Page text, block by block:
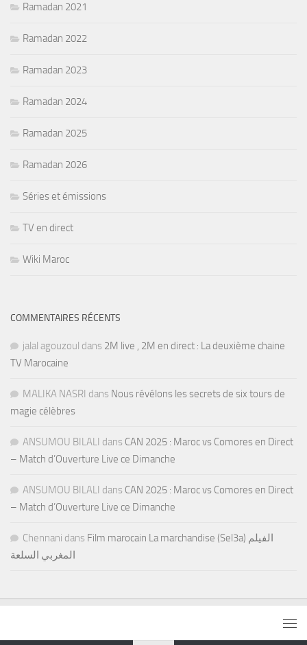
Ramadan 2021
Ramadan 2022
Ramadan 2023
Ramadan 2024
Ramadan 2025
Ramadan 2026
Séries et émissions
TV en direct
Wiki Maroc
COMMENTAIRES RÉCENTS
jalal agouzoul dans 2M live , 2M en direct : La deuxième chaine
TV Marocaine
MALIKA NASRI dans Nous révélons les secrets de six tours de
magie célèbres
ANSUMOU BILALI dans CAN 2025 : Maroc vs Comores en Direct
– Match d’Ouverture Live ce Dimanche
ANSUMOU BILALI dans CAN 2025 : Maroc vs Comores en Direct
– Match d’Ouverture Live ce Dimanche
Chennani dans Film marocain La marchandise (Sel3a) الفيلم
المغربي السلعة